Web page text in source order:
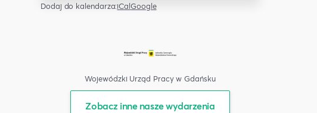
Dodaj do kalendarza:iCalGoogle
Wojewódzki Urząd Pracy w Gdańsku
Zobacz inne nasze wydarzenia